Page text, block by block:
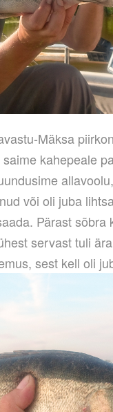
Mäksa
kahepeale
või oli juba
Pärast
servast tuli
sest kell oli